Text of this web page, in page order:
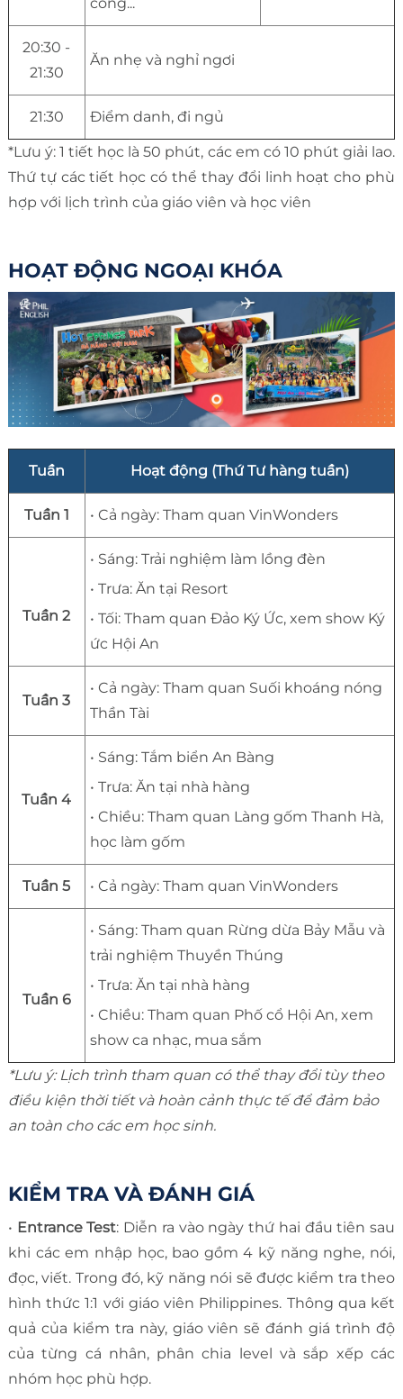
20:30 -
21:30
Ăn nhẹ và nghỉ ngơi
21:30 Điểm danh, đi ngủ
*Lưu ý: 1 tiết học là 50 phút, các em có 10 phút giải lao.
Thứ tự các tiết học có thể thay đổi linh hoạt cho phù
hợp với lịch trình của giáo viên và học viên
HOẠT ĐỘNG NGOẠI KHÓA
Tuần Hoạt động (Thứ Tư hàng tuần)
Tuần 1 • Cả ngày: Tham quan VinWonders
Tuần 2
• Sáng: Trải nghiệm làm lồng đèn
• Trưa: Ăn tại Resort
• Tối: Tham quan Đảo Ký Ức, xem show Ký
ức Hội An
Tuần 3
• Cả ngày: Tham quan Suối khoáng nóng
Thần Tài
Tuần 4
• Sáng: Tắm biển An Bàng
• Trưa: Ăn tại nhà hàng
• Chiều: Tham quan Làng gốm Thanh Hà,
học làm gốm
Tuần 5 • Cả ngày: Tham quan VinWonders
Tuần 6
• Sáng: Tham quan Rừng dừa Bảy Mẫu và
trải nghiệm Thuyền Thúng
• Trưa: Ăn tại nhà hàng
• Chiều: Tham quan Phố cổ Hội An, xem
show ca nhạc, mua sắm
*Lưu ý: Lịch trình tham quan có thể thay đổi tùy theo
điều kiện thời tiết và hoàn cảnh thực tế để đảm bảo
an toàn cho các em học sinh.
KIỂM TRA VÀ ĐÁNH GIÁ
• Entrance Test: Diễn ra vào ngày thứ hai đầu tiên sau
khi các em nhập học, bao gồm 4 kỹ năng nghe, nói,
đọc, viết. Trong đó, kỹ năng nói sẽ được kiểm tra theo
hình thức 1:1 với giáo viên Philippines. Thông qua kết
quả của kiểm tra này, giáo viên sẽ đánh giá trình độ
của từng cá nhân, phân chia level và sắp xếp các
nhóm học phù hợp.